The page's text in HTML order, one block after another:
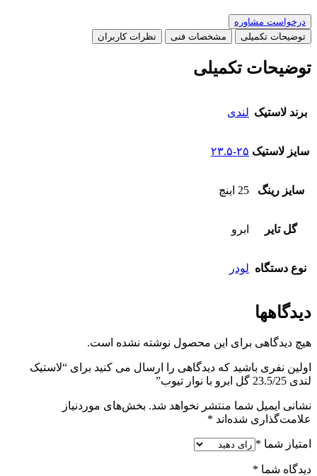
درخواست مشاوره
توضیحات تکمیلی
مشخصات فنی نظرات کاربران
توضیحات تکمیلی
برند لاستیک لندی
سایز لاستیک ۲۳.۵-۲۵
سایز رینگ 25 اینچ
گل تایر ابرو
نوع دستگاه لودر
دیدگاهها
هیچ دیدگاهی برای این محصول نوشته نشده است.
اولین نفری باشید که دیدگاهی را ارسال می کنید برای “لاستیک
لندی 23.5/25 گل ابرو با نوار تیوب”
نشانی ایمیل شما منتشر نخواهد شد. بخش‌های موردنیاز
علامت‌گذاری شده‌اند *
امتیاز شما *
دیدگاه شما *